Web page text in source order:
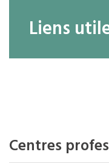
Liens
Centres